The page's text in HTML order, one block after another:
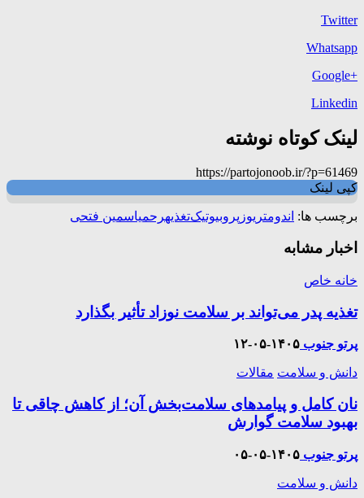
Twitter
Whatsapp
+Google
Linkedin
لینک کوتاه نوشته
https://partojonoob.ir/?p=61469
کپی لینک
برچسب ها: اندومتریوز پروبیوتیک‌تغذیهرحمیاسمین فتحی
اخبار مشابه
خانه خاص
تغذیه پدر می‌تواند بر سلامت نوزاد تأثیر بگذارد
پرتو جنوب ۱۴۰۵-۰۵-۱۲
دانش و سلامت مقالات
نان کامل و پیامدهای سلامت‌بخش آن؛ از کاهش چاقی تا
بهبود سلامت گوارش
پرتو جنوب ۱۴۰۵-۰۵-۰۵
دانش و سلامت